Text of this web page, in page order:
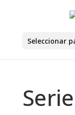
Seleccionar